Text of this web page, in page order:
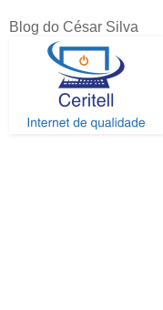
Blog do César Silva